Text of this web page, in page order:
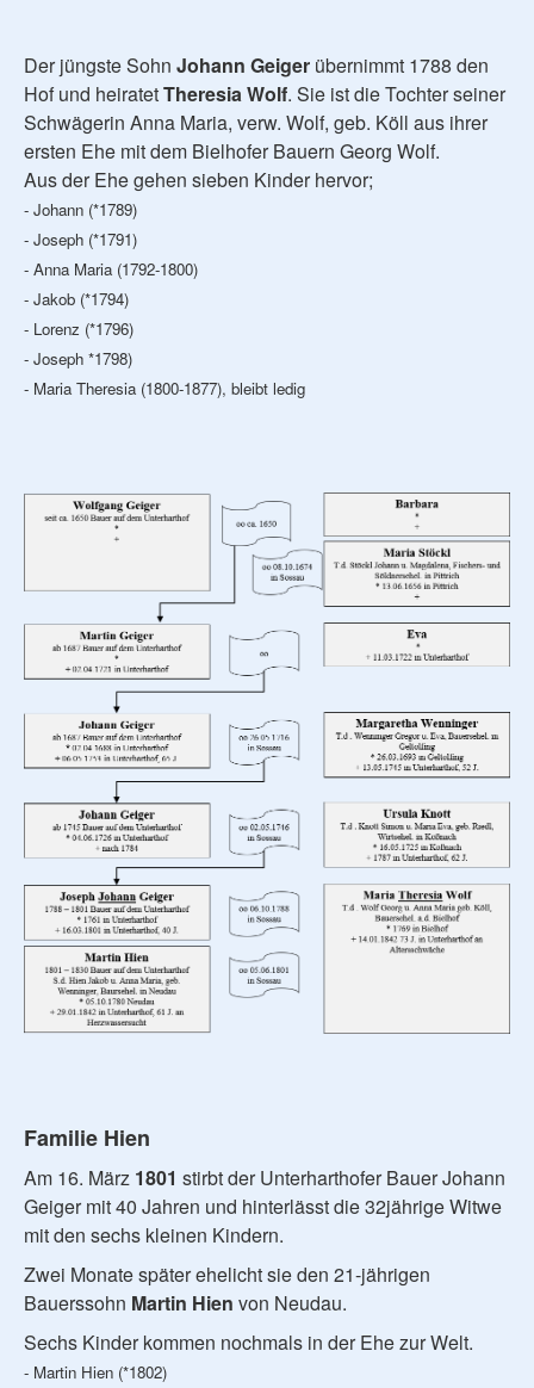
Der jüngste Sohn Johann Geiger übernimmt 1788 den
Hof und heiratetTheresia Wolf. Sie ist die Tochter seiner
Schwägerin Anna Maria, verw. Wolf, geb. Köll aus ihrer
ersten Ehe mit dem Bielhofer Bauern Georg Wolf.
Aus der Ehe gehen sieben Kinder hervor;
- Johann (*1789)
- Joseph (*1791)
- Anna Maria (1792-1800)
- Jakob (*1794)
- Lorenz (*1796)
- Joseph *1798)
- Maria Theresia (1800-1877), bleibt ledig
Familie Hien
Am 16. März 1801 stirbt der Unterharthofer Bauer Johann
Geiger mit 40 Jahren und hinterlässt die 32jährige Witwe
mit den sechs kleinen Kindern.
Zwei Monate später ehelicht sie den 21-jährigen
Bauerssohn Martin Hien von Neudau.
Sechs Kinder kommen nochmals in der Ehe zur Welt.
- Martin Hien (*1802)